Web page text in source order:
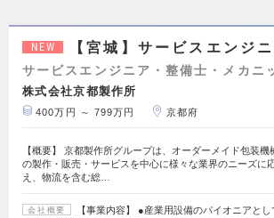
NEW 【宮城】サービスエンジ
サービスエンジニア・整備士・メカニ
株式会社京都製作所
400万円 ～ 799万円 京都府
【概要】 京都製作所グループは、オーダーメイド包装機
の製作・販売・サービスを中心に様々な業界のニーズに
え、物流を含む総…
会社概要
【事業内容】 ●産業用設備のパイオニアと